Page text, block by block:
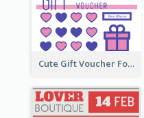
Cute Gift Voucher For Your Date Design Ideas